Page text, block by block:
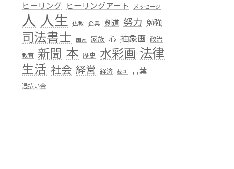
ヒーリング ヒーリングアート メッセージ
人 人生 仏教 企業 剣道 努力 勉強
司法書士 国家 家族 心 抽象画 政治
教育 新聞 本 歴史 水彩画 法律
生活 社会 経営 経済 裁判 言葉
過払い金